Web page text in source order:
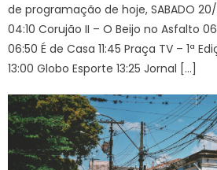
de programação de hoje, SABADO
04:10 Corujão II – O Beijo no Asfalto
06:50 É de Casa 11:45 Praça TV – 1ª
13:00 Globo Esporte 13:25 Jornal […]